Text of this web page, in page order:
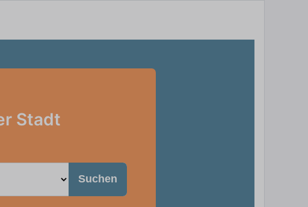
Stadt
Suchen